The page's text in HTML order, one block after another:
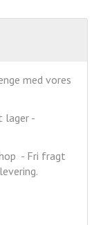
med vores
lager -
- Fri fragt